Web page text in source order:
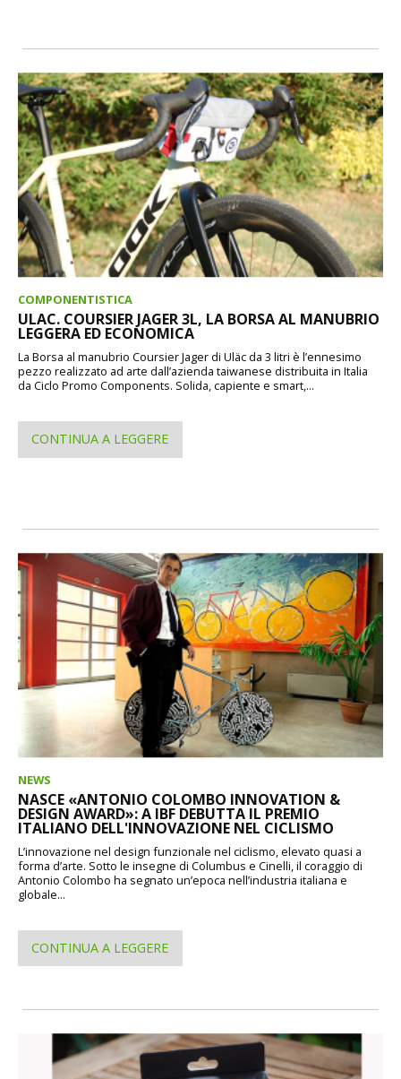
COMPONENTISTICA
ULAC. COURSIER JAGER 3L, LA BORSA AL MANUBRIO
LEGGERA ED ECONOMICA
La Borsa al manubrio Coursier Jager di Uläc da 3 litri è l’ennesimo
pezzo realizzato ad arte dall’azienda taiwanese distribuita in Italia
da Ciclo Promo Components. Solida, capiente e smart,...
CONTINUA A LEGGERE
NEWS
NASCE «ANTONIO COLOMBO INNOVATION &
DESIGN AWARD»: A IBF DEBUTTA IL PREMIO
ITALIANO DELL'INNOVAZIONE NEL CICLISMO
L’innovazione nel design funzionale nel ciclismo, elevato quasi a
forma d’arte. Sotto le insegne di Columbus e Cinelli, il coraggio di
Antonio Colombo ha segnato un’epoca nell’industria italiana e
globale...
CONTINUA A LEGGERE